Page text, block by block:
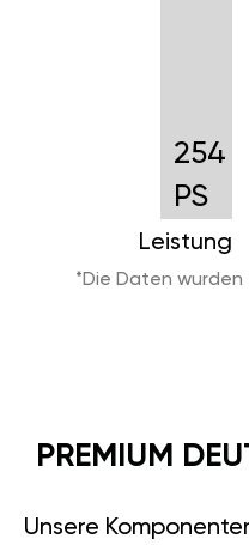
254
PS
Leistung
*Die Daten wurden
PREMIUM
Unsere